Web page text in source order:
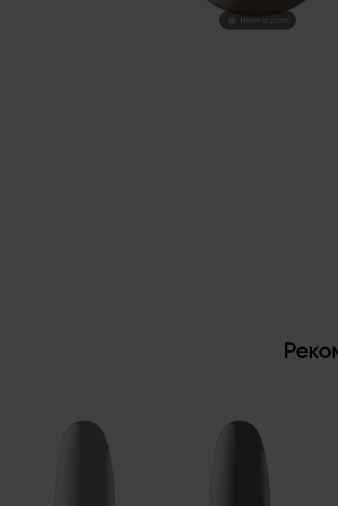
Hover to zoom